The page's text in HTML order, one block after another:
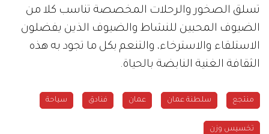
تسلق الصخور والرحلات المخصصة تناسب كلا من
الضيوف المحبين للنشاط والضيوف الذين يفضلون
الاستلقاء والاسترخاء، والتنعم بكل ما تجود به هذه
الثقافة الغنية النابضة بالحياة.
منتجع سلطنة عمان عمان فنادق سياحة
تخسيس وزن